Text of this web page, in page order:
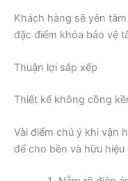
Khách hàng sẽ yên
đặc điểm khóa bảo vệ
Thuận lợi sắp xếp
Thiết kế không cồng
Vài điểm chú ý khi vận
để cho bền và hữu hiệu